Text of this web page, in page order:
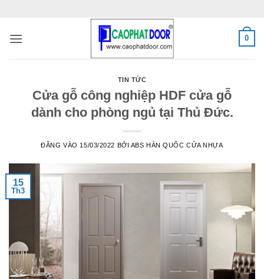
nội
0
TIN TỨC
Cửa gỗ công nghiệp HDF cửa gỗ
dành cho phòng ngủ tại Thủ Đức.
ĐĂNG VÀO 15/03/2022 BỞI ABS HÀN QUỐC CỬA NHỰA
15
Th3